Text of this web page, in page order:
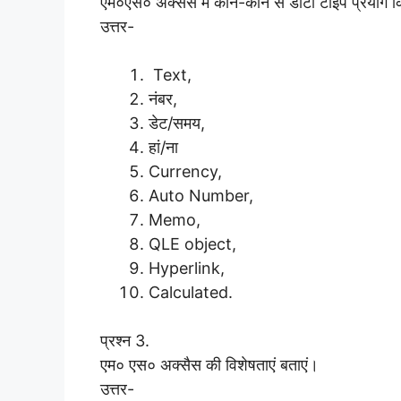
उत्तर-
Text,
नंबर,
डेट/समय,
हां/ना
Currency,
Auto Number,
Memo,
QLE object,
Hyperlink,
Calculated.
प्रश्न 3.
एम० एस० अक्सैस की विशेषताएं बताएं।
उत्तर-